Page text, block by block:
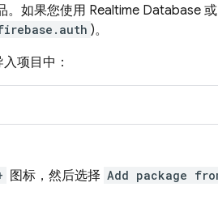
。如果您使用 Realtime Database 或
)。
项目中：
图标，然后选择 Add package